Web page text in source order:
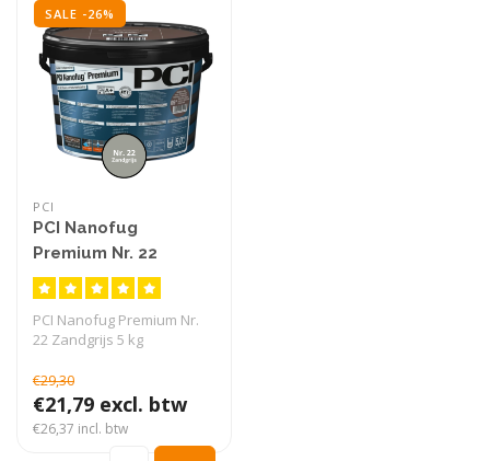
SALE -26%
PCI
PCI Nanofug
Premium Nr. 22
Zandgrijs 5 kg
PCI Nanofug Premium Nr.
22 Zandgrijs 5 kg
€29,30
€21,79 excl. btw
€26,37 incl. btw